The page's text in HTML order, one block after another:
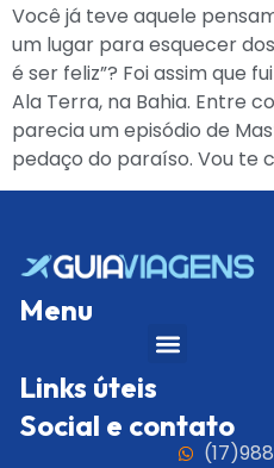
Você já teve aquele
um lugar para esquecer
é ser feliz”? Foi assim que
Ala Terra, na Bahia. Entre
parecia um episódio de
pedaço do paraíso. Vou te
Menu
Links úteis
Social e contato